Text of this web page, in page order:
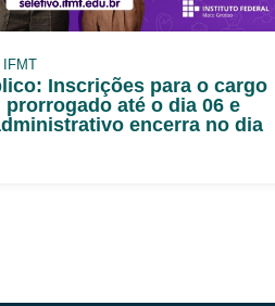
IFMT
Inscrições para o cargo
até o dia 06 e
encerra no dia